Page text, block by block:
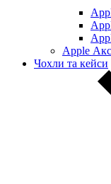
Apple
Чохли та кейси